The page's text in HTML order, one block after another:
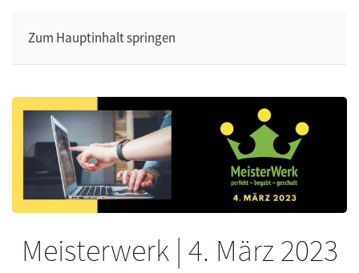
Zum Hauptinhalt springen
Meisterwerk | 4. März 2023